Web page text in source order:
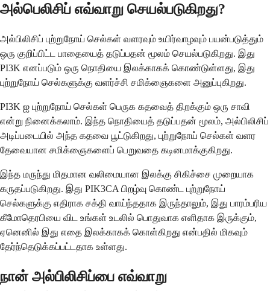
அல்பெலிசிப் எவ்வாறு செயல்படுகிறது?
அல்பிலிசிப் புற்றுநோய் செல்கள் வளரவும் உயிர்வாழவும் பயன்படுத்தும்
ஒரு குறிப்பிட்ட பாதையைத் தடுப்பதன் மூலம் செயல்படுகிறது. இது
PI3K எனப்படும் ஒரு நொதியை இலக்காகக் கொண்டுள்ளது, இது
புற்றுநோய் செல்களுக்கு வளர்ச்சி சமிக்ஞைகளை அனுப்புகிறது.
PI3K ஐ புற்றுநோய் செல்கள் பெருக கதவைத் திறக்கும் ஒரு சாவி
என்று நினைக்கலாம். இந்த நொதியைத் தடுப்பதன் மூலம், அல்பிலிசிப்
அடிப்படையில் அந்த கதவை பூட்டுகிறது, புற்றுநோய் செல்கள் வளர
தேவையான சமிக்ஞைகளைப் பெறுவதை கடினமாக்குகிறது.
இந்த மருந்து மிதமான வலிமையான இலக்கு சிகிச்சை முறையாக
கருதப்படுகிறது. இது PIK3CA பிறழ்வு கொண்ட புற்றுநோய்
செல்களுக்கு எதிராக சக்தி வாய்ந்ததாக இருந்தாலும், இது பாரம்பரிய
கீமோதெரபியை விட உங்கள் உடலில் பொதுவாக எளிதாக இருக்கும்,
ஏனெனில் இது எதை இலக்காகக் கொள்கிறது என்பதில் மிகவும்
தேர்ந்தெடுக்கப்பட்டதாக உள்ளது.
நான் அல்பிலிசிப்பை எவ்வாறு